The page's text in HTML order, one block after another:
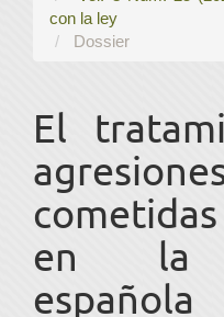
con la ley
Dossier
El
en la
española